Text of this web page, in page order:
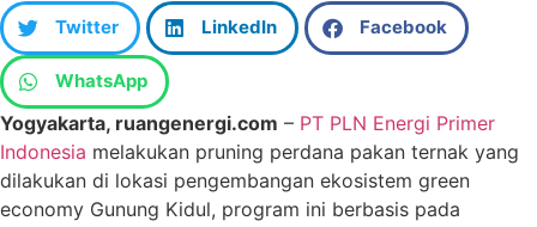
Twitter LinkedIn Facebook
WhatsApp
Yogyakarta, ruangenergi.com – PT PLN Energi Primer
Indonesia melakukan pruning perdana pakan ternak yang
dilakukan di lokasi pengembangan ekosistem green
economy Gunung Kidul, program ini berbasis pada